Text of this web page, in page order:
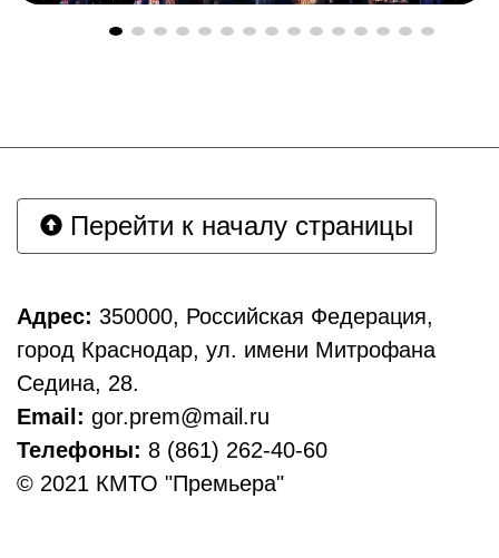
Перейти к началу страницы
Адрес: 350000, Российская Федерация,
город Краснодар, ул. имени Митрофана
Седина, 28.
Email: gor.prem@mail.ru
Телефоны: 8 (861) 262-40-60
© 2021 КМТО "Премьера"